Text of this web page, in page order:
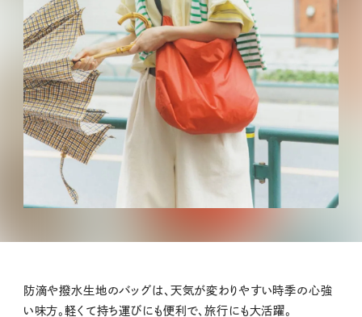
防滴や撥水生地のバッグは、天気が変わりやすい時季の心強
い味方。軽くて持ち運びにも便利で、旅行にも大活躍。